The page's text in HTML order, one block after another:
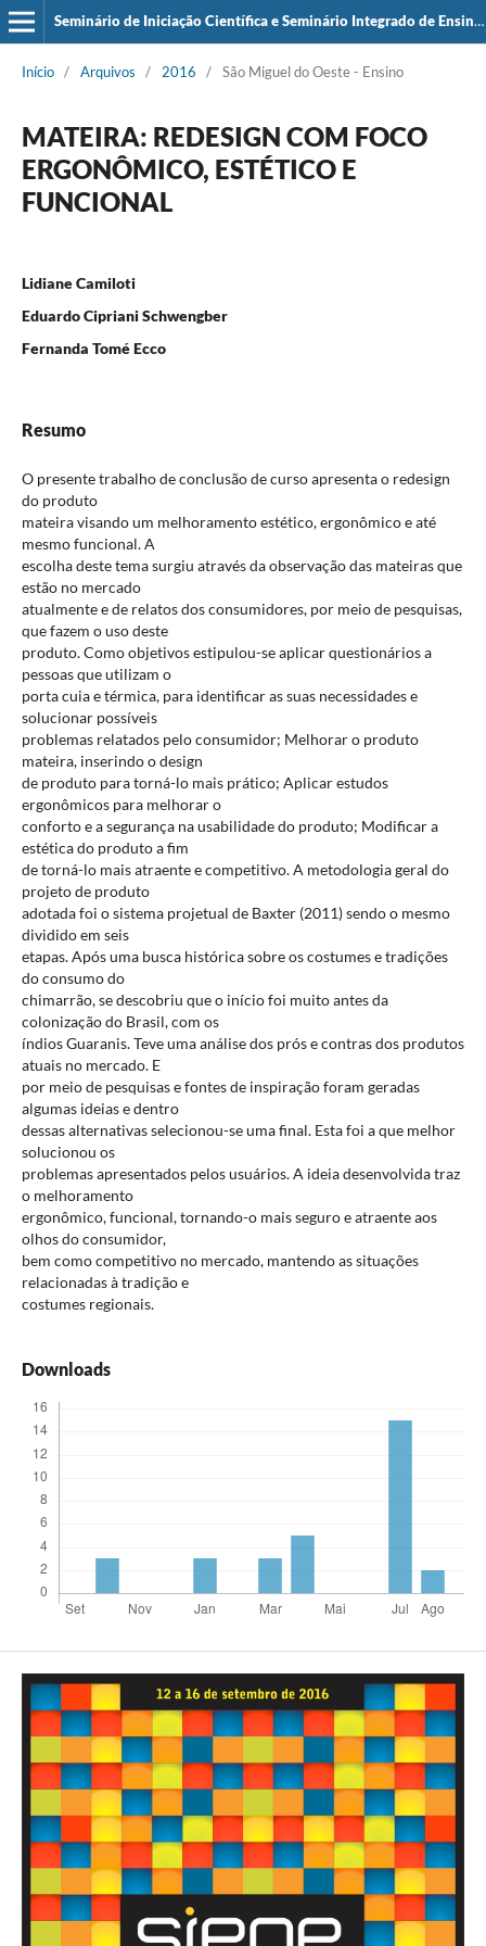
Seminário de Iniciação Científica e Seminário Integrado de Ensino, Pesquisa e Extensão (SIEPE)
Início / Arquivos / 2016 / São Miguel do Oeste - Ensino
MATEIRA: REDESIGN COM FOCO
ERGONÔMICO, ESTÉTICO E
FUNCIONAL
Lidiane Camiloti
Eduardo Cipriani Schwengber
Fernanda Tomé Ecco
Resumo
O presente trabalho de conclusão de curso apresenta o redesign
do produto
mateira visando um melhoramento estético, ergonômico e até
mesmo funcional. A
escolha deste tema surgiu através da observação das mateiras que
estão no mercado
atualmente e de relatos dos consumidores, por meio de pesquisas,
que fazem o uso deste
produto. Como objetivos estipulou-se aplicar questionários a
pessoas que utilizam o
porta cuia e térmica, para identificar as suas necessidades e
solucionar possíveis
problemas relatados pelo consumidor; Melhorar o produto
mateira, inserindo o design
de produto para torná-lo mais prático; Aplicar estudos
ergonômicos para melhorar o
conforto e a segurança na usabilidade do produto; Modificar a
estética do produto a fim
de torná-lo mais atraente e competitivo. A metodologia geral do
projeto de produto
adotada foi o sistema projetual de Baxter (2011) sendo o mesmo
dividido em seis
etapas. Após uma busca histórica sobre os costumes e tradições
do consumo do
chimarrão, se descobriu que o início foi muito antes da
colonização do Brasil, com os
índios Guaranis. Teve uma análise dos prós e contras dos produtos
atuais no mercado. E
por meio de pesquisas e fontes de inspiração foram geradas
algumas ideias e dentro
dessas alternativas selecionou-se uma final. Esta foi a que melhor
solucionou os
problemas apresentados pelos usuários. A ideia desenvolvida traz
o melhoramento
ergonômico, funcional, tornando-o mais seguro e atraente aos
olhos do consumidor,
bem como competitivo no mercado, mantendo as situações
relacionadas à tradição e
costumes regionais.
Downloads